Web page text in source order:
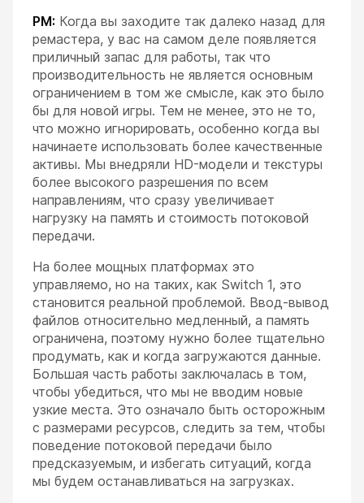
РМ: Когда вы заходите так далеко назад для
ремастера, у вас на самом деле появляется
приличный запас для работы, так что
производительность не является основным
ограничением в том же смысле, как это было
бы для новой игры. Тем не менее, это не то,
что можно игнорировать, особенно когда вы
начинаете использовать более качественные
активы. Мы внедряли HD-модели и текстуры
более высокого разрешения по всем
направлениям, что сразу увеличивает
нагрузку на память и стоимость потоковой
передачи.
На более мощных платформах это
управляемо, но на таких, как Switch 1, это
становится реальной проблемой. Ввод-вывод
файлов относительно медленный, а память
ограничена, поэтому нужно более тщательно
продумать, как и когда загружаются данные.
Большая часть работы заключалась в том,
чтобы убедиться, что мы не вводим новые
узкие места. Это означало быть осторожным
с размерами ресурсов, следить за тем, чтобы
поведение потоковой передачи было
предсказуемым, и избегать ситуаций, когда
мы будем останавливаться на загрузках.